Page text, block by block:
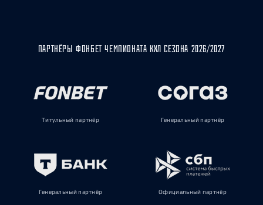
ПАРТНЁРЫ ФОНБЕТ ЧЕМПИОНАТА КХЛ СЕЗОНА 2026/2027
Титульный партнёр Генеральный партнёр
Генеральный партнёр Официальный партнёр